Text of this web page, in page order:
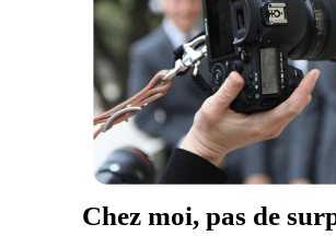
Chez moi, pas de